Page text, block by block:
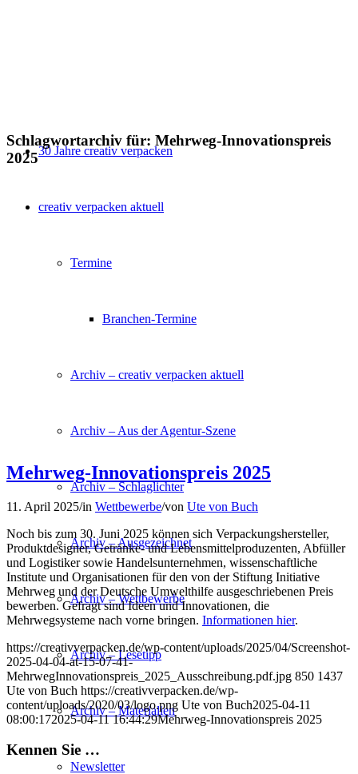
30 Jahre creativ verpacken
creativ verpacken aktuell
Termine
Branchen-Termine
Archiv – creativ verpacken aktuell
Archiv – Aus der Agentur-Szene
Archiv – Schlaglichter
Archiv – Ausgezeichnet
Archiv – Wettbewerbe
Archiv – Lesetipp
Archiv – Materialien
Newsletter
Schlagwortarchiv für: Mehrweg-Innovationspreis
2025
Mehrweg-Innovationspreis 2025
11. April 2025/in Wettbewerbe/von Ute von Buch
Noch bis zum 30. Juni 2025 können sich Verpackungshersteller,
Produktdesigner, Getränke- und Lebensmittelproduzenten, Abfüller
und Logistiker sowie Handelsunternehmen, wissenschaftliche
Institute und Organisationen für den von der Stiftung Initiative
Mehrweg und der Deutsche Umwelthilfe ausgeschriebenen Preis
bewerben. Gefragt sind Ideen und Innovationen, die
Mehrwegsysteme nach vorne bringen. Informationen hier.
https://creativverpacken.de/wp-content/uploads/2025/04/Screenshot-
2025-04-04-at-15-07-41-
MehrwegInnovationspreis_2025_Ausschreibung.pdf.jpg 850 1437
Ute von Buch https://creativverpacken.de/wp-
content/uploads/2020/03/logo.png Ute von Buch2025-04-11
08:00:172025-04-11 16:44:29Mehrweg-Innovationspreis 2025
Kennen Sie …